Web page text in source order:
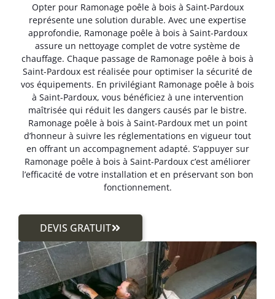
Opter pour Ramonage poêle à bois à Saint-Pardoux
représente une solution durable. Avec une expertise
approfondie, Ramonage poêle à bois à Saint-Pardoux
assure un nettoyage complet de votre système de
chauffage. Chaque passage de Ramonage poêle à bois à
Saint-Pardoux est réalisée pour optimiser la sécurité de
vos équipements. En privilégiant Ramonage poêle à bois
à Saint-Pardoux, vous bénéficiez à une intervention
maîtrisée qui réduit les dangers causés par le bistre.
Ramonage poêle à bois à Saint-Pardoux met un point
d’honneur à suivre les réglementations en vigueur tout
en offrant un accompagnement adapté. S’appuyer sur
Ramonage poêle à bois à Saint-Pardoux c’est améliorer
l’efficacité de votre installation et en préservant son bon
fonctionnement.
DEVIS GRATUIT